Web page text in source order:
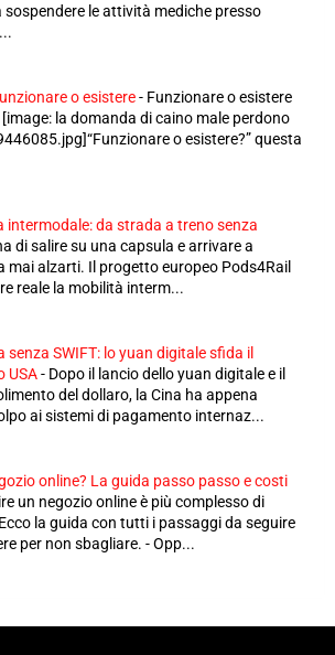
le attività mediche presso
o esistere- Funzionare o esistere
la domanda di caino male perdono
o esistere?” questa
intermodale: da strada a treno senza
di salire su una capsula e arrivare a
mai alzarti. Il progetto europeo Pods4Rail
reale la mobilità interm...
senza SWIFT: lo yuan digitale sfida il
USA- Dopo il lancio dello yuan digitale e il
del dollaro, la Cina ha appena
ai sistemi di pagamento internaz...
online? La guida passo passo e costi
un negozio online è più complesso di
la guida con tutti i passaggi da seguire
per non sbagliare. - Opp...